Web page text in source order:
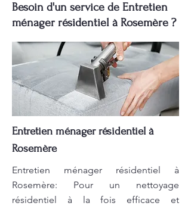
Besoin d'un service de Entretien
ménager résidentiel à Rosemère ?
Entretien ménager résidentiel à
Rosemère
Entretien ménager résidentiel à
Rosemère: Pour un nettoyage
résidentiel à la fois efficace et